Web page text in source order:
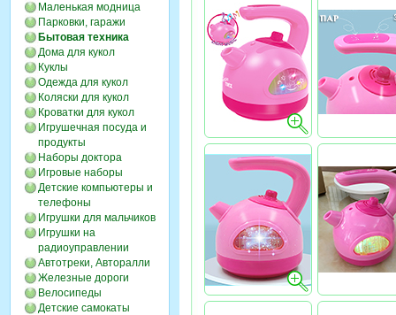
Маленькая модница
Парковки, гаражи
Бытовая техника
Дома для кукол
Куклы
Одежда для кукол
Коляски для кукол
Кроватки для кукол
Игрушечная посуда и
продукты
Наборы доктора
Игровые наборы
Детские компьютеры и
телефоны
Игрушки для мальчиков
Игрушки на
радиоуправлении
Автотреки, Авторалли
Железные дороги
Велосипеды
Детские самокаты